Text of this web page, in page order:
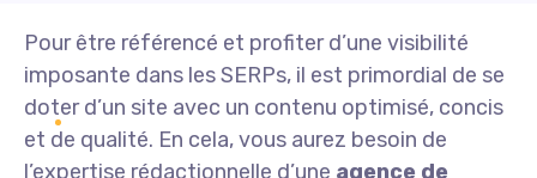
Pour être référencé et profiter d’une visibilité
imposante dans les SERPs, il est primordial de se
doter d’un site avec un contenu optimisé, concis
et de qualité. En cela, vous aurez besoin de
l’expertise rédactionnelle d’une agence de